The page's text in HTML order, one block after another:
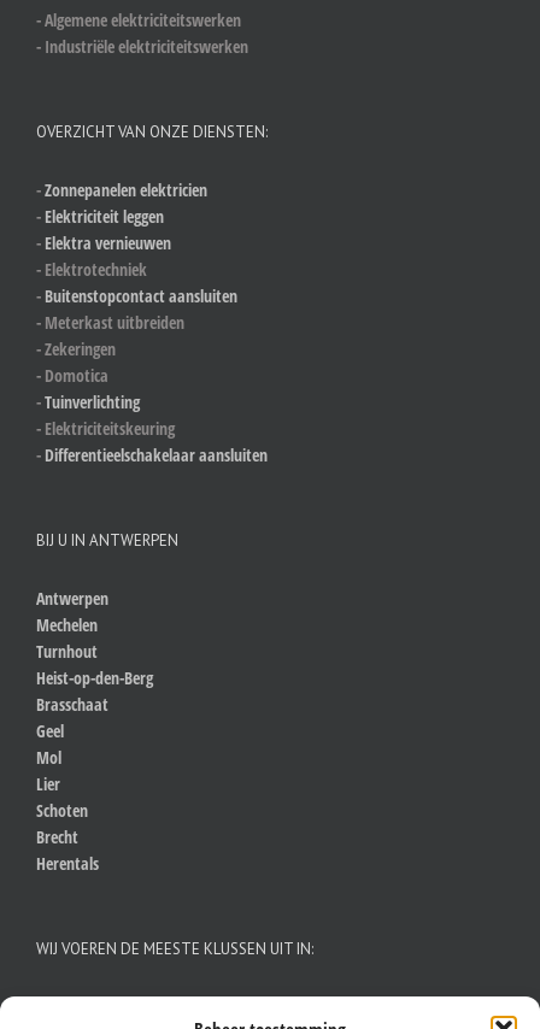
- Algemene elektriciteitswerken
- Industriële elektriciteitswerken
OVERZICHT VAN ONZE DIENSTEN:
-Zonnepanelen elektricien
- Elektriciteit leggen
- Elektra vernieuwen
- Elektrotechniek
- Buitenstopcontact aansluiten
- Meterkast uitbreiden
- Zekeringen
- Domotica
-Tuinverlichting
- Elektriciteitskeuring
- Differentieelschakelaar aansluiten
BIJ U IN ANTWERPEN
Antwerpen
Mechelen
Turnhout
Heist-op-den-Berg
Brasschaat
Geel
Mol
Lier
Schoten
Brecht
Herentals
WIJ VOEREN DE MEESTE KLUSSEN UIT IN: